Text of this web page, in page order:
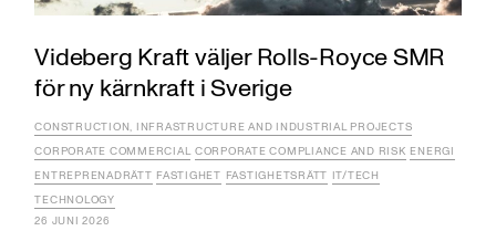
Videberg Kraft väljer Rolls-Royce SMR
för ny kärnkraft i Sverige
CONSTRUCTION, INFRASTRUCTURE AND INDUSTRIAL PROJECTS
CORPORATE COMMERCIAL CORPORATE COMPLIANCE AND RISK ENERGI
ENTREPRENADRÄTT FASTIGHET FASTIGHETSRÄTT IT/TECH
TECHNOLOGY
26 JUNI 2026